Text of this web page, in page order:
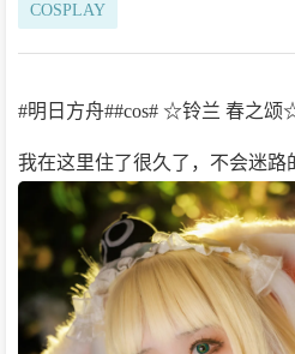
COSPLAY
#明日方舟##cos# ☆铃兰 春之颂
我在这里住了很久了，不会迷路